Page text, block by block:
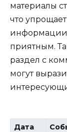
материалы
что
информации
приятным.
раздел с
могут
Дата